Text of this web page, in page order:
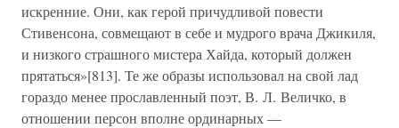
искренние. Они, как герой причудливой повести
Стивенсона, совмещают в себе и мудрого врача Джикиля,
и низкого страшного мистера Хайда, который должен
прятаться»[813]. Те же образы использовал на свой лад
гораздо менее прославленный поэт, В. Л. Величко, в
отношении персон вполне ординарных —